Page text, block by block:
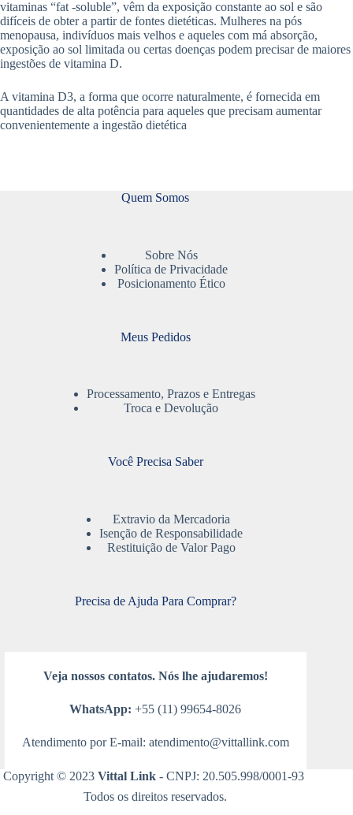
vitaminas “fat -soluble”, vêm da exposição constante ao sol e são
difíceis de obter a partir de fontes dietéticas. Mulheres na pós
menopausa, indivíduos mais velhos e aqueles com má absorção,
exposição ao sol limitada ou certas doenças podem precisar de maiores
ingestões de vitamina D.
A vitamina D3, a forma que ocorre naturalmente, é fornecida em
quantidades de alta potência para aqueles que precisam aumentar
convenientemente a ingestão dietética
Quem Somos
Sobre Nós
Política de Privacidade
Posicionamento Ético
Meus Pedidos
Processamento, Prazos e Entregas
Troca e Devolução
Você Precisa Saber
Extravio da Mercadoria
Isenção de Responsabilidade
Restituição de Valor Pago
Precisa de Ajuda Para Comprar?
Veja nossos contatos. Nós lhe ajudaremos!
WhatsApp: +55 (11) 99654-8026
Atendimento por E-mail: atendimento@vittallink.com
Copyright © 2023 Vittal Link - CNPJ: 20.505.998/0001-93
Todos os direitos reservados.